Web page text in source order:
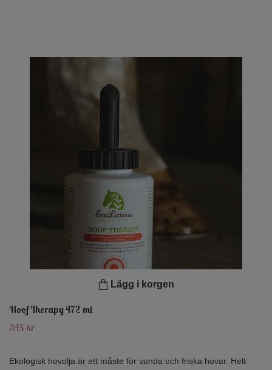
Lägg i korgen
Hoof Therapy 472 ml
345 kr
Ekologisk hovolja är ett måste för sunda och friska hovar. Helt